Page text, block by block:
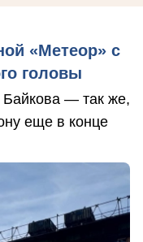
«Метеор» с
головы
Байкова — так же,
еще в конце